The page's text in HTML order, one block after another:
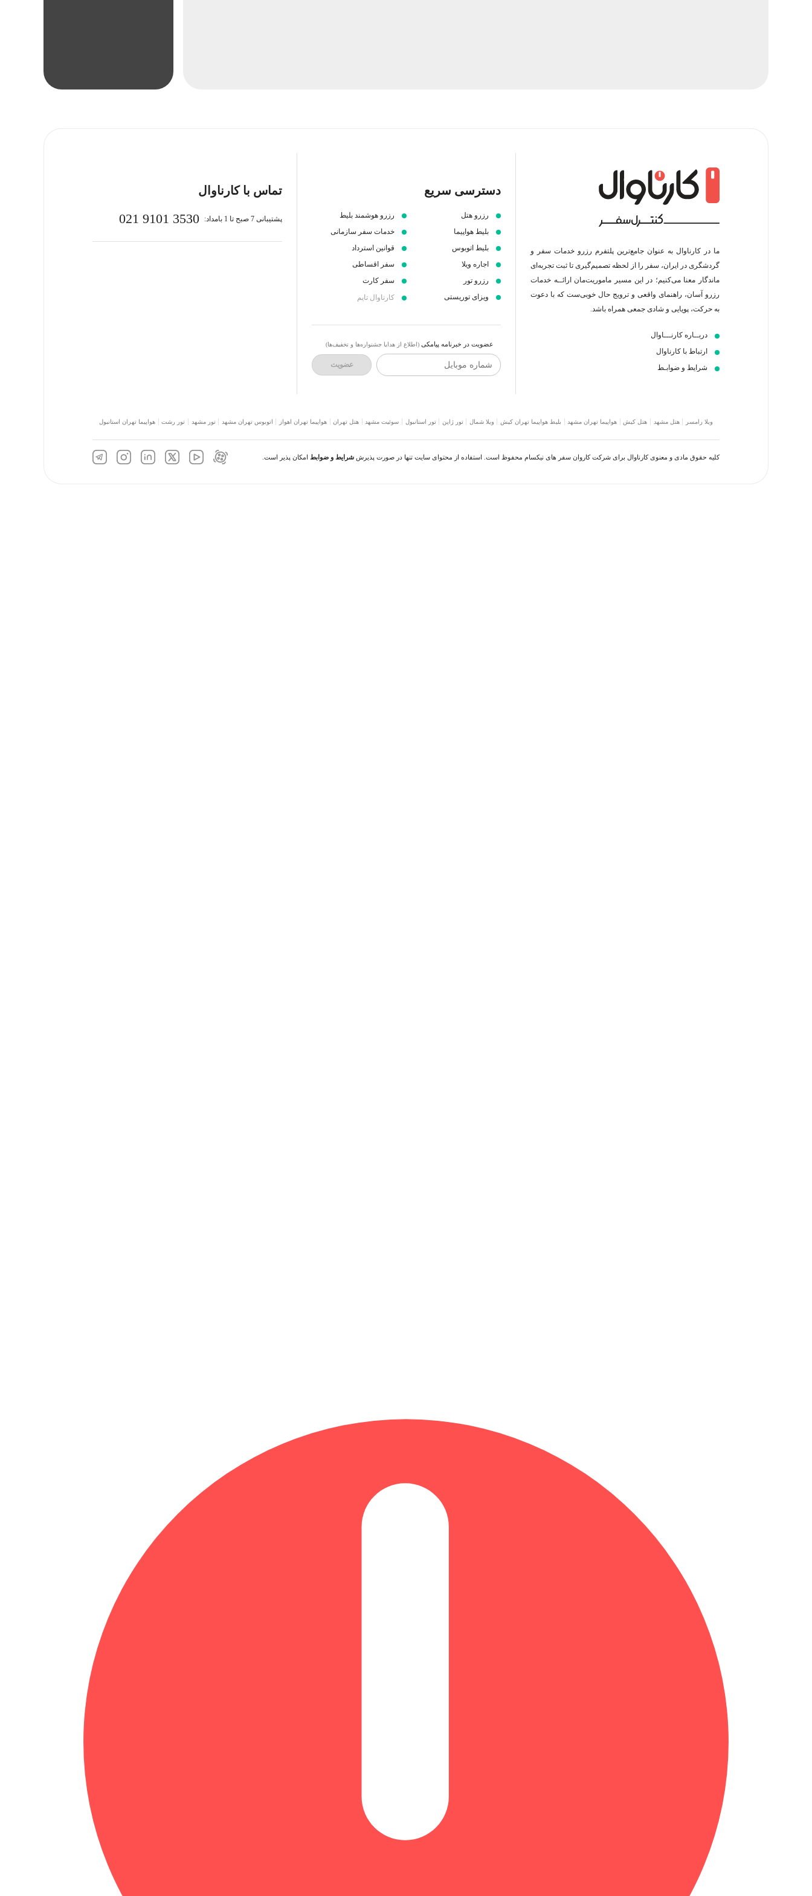
ما در کارناوال به عنوان جامع‌ترین پلتفرم رزرو خدمات سفر و
گردشگری در ایران، سفر را از لحظه‌ تصمیم‌گیری تا ثبت تجربه‌ای
ماندگار معنا می‌کنیم؛ در این مسیر‍ ماموریت‌مان اراﺋــﻪ خدمات
رزرو آسان، راهنمای واقعی و ترویج حال خوبی‌ست که با دعوت
به حرکت، پویایی و شادی جمعی همراه باشد.
دربــاره کارنـــاوال
ارتباط با کارناوال
شرایط و ضوابـط
دسترسی سریع
رزرو هتل
بلیط هواپیما
بلیط اتوبوس
اجاره ویلا
رزرو تور
ویزای توریستی
رزرو هوشمند بلیط
خدمات سفر سازمانی
قوانین استرداد
سفر اقساطی
سفر کارت
کارناوال تایم
عضویت در خبرنامه پیامکی (اطلاع از هدایا جشنواره‌ها و تخفیف‌ها)
شماره موبایل عضویت
تماس با کارناوال
پشتیبانی 7 صبح تا 1 بامداد: 021 9101 3530
ویلا رامسر هتل مشهد هتل کیش هواپیما تهران مشهد بلیط هواپیما تهران کیش ویلا شمال تور ژاپن تور استانبول سوئیت مشهد هتل تهران هواپیما تهران اهواز اتوبوس تهران مشهد تور مشهد تور رشت هواپیما تهران استانبول
کلیه حقوق مادی و معنوی کارناوال برای شرکت کاروان سفر های نیکسام محفوظ است. استفاده از محتوای سایت تنها در صورت پذیرش شرایط و ضوابط امکان پذیر است.